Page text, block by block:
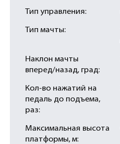
Тип управления:
Тип мачты:
Наклон мачты
вперед/назад, град:
Кол-во нажатий на
педаль до подъема,
раз:
Максимальная высота
платформы, м: